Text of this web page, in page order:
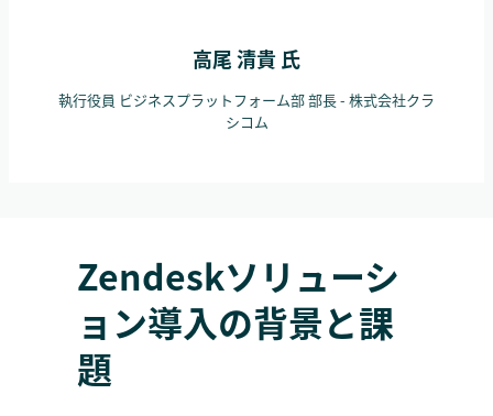
高尾 清貴 氏
執行役員 ビジネスプラットフォーム部 部長 - 株式会社クラ
シコム
Zendeskソリューシ
ョン導入の背景と課
題